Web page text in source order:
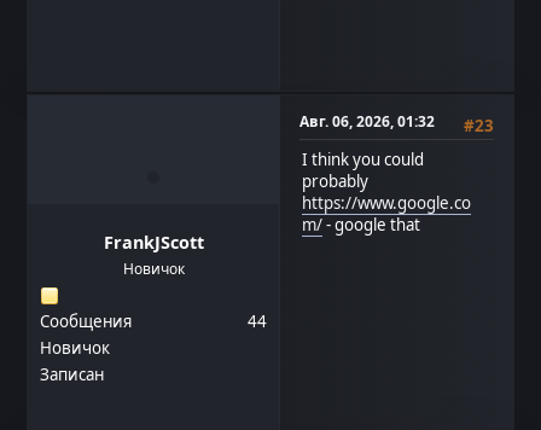
FrankJScott
Новичок
Сообщения
44
Новичок
Записан
Авг. 06, 2026, 01:32
#23
I think you could
probably
https://www.google.co
m/- google that